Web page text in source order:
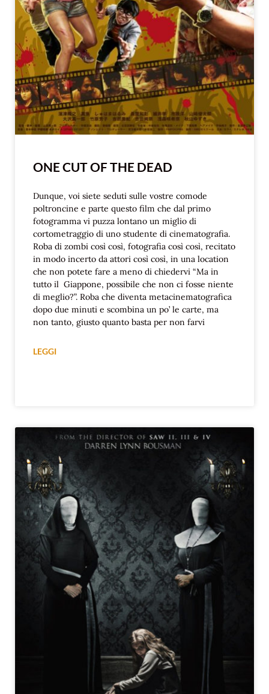
ONE CUT OF THE DEAD
Dunque, voi siete seduti sulle vostre comode
poltroncine e parte questo film che dal primo
fotogramma vi puzza lontano un miglio di
cortometraggio di uno studente di cinematografia.
Roba di zombi così così, fotografia così così, recitato
in modo incerto da attori così così, in una location
che non potete fare a meno di chiedervi “Ma in
tutto il Giappone, possibile che non ci fosse niente
di meglio?”. Roba che diventa metacinematografica
dopo due minuti e scombina un po’ le carte, ma
non tanto, giusto quanto basta per non farvi
LEGGI